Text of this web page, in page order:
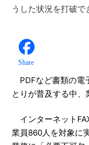
うした状況を打破で
Share
PDFなど書類の電
とりが普及する中、
インターネット
業員860人を対象に